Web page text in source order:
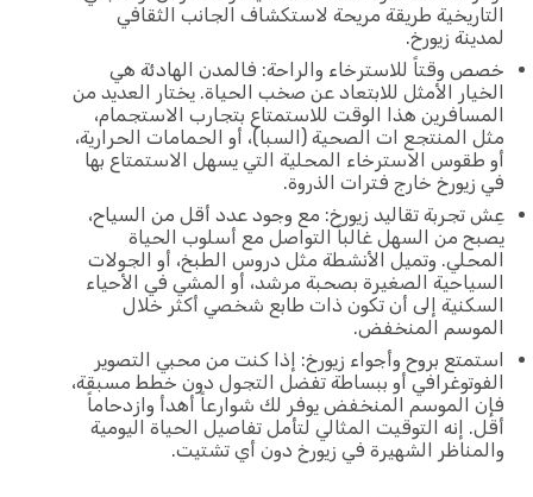
طريقة مريحة لاستكشاف الجانب الثقافي
زيورخ.
وقتاً للاسترخاء والراحة: فالمدن الهادئة هي
الأمثل للابتعاد عن صخب الحياة. يختار العديد من
هذا الوقت للاستمتاع بتجارب الاستجمام،
ات الصحية (السبا)، أو الحمامات الحرارية،
الاسترخاء المحلية التي يسهل الاستمتاع بها
خارج فترات الذروة.
تقاليد زيورخ: مع وجود عدد أقل من السياح،
من السهل غالباً التواصل مع أسلوب الحياة
وتميل الأنشطة مثل دروس الطبخ، أو الجولات
الصغيرة بصحبة مرشد، أو المشي في الأحياء
إلى أن تكون ذات طابع شخصي أكثر خلال
المنخفض.
بروح وأجواء زيورخ: إذا كنت من محبي التصوير
أو ببساطة تفضل التجول دون خطط مسبقة،
الموسم المنخفض يوفر لك شوارعاً أهدأ وازدحاماً
إنه التوقيت المثالي لتأمل تفاصيل الحياة اليومية
الشهيرة في زيورخ دون أي تشتيت.